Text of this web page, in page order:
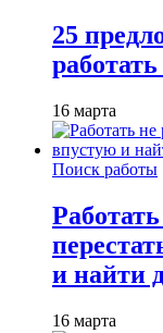
25
16 марта
Поиск работы
и найти
16 марта